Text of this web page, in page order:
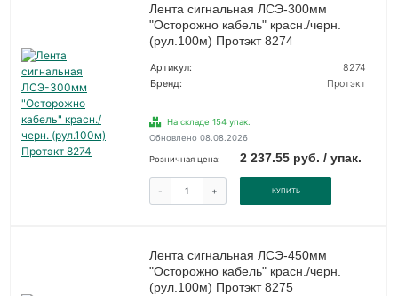
Лента сигнальная ЛСЭ-300мм
"Осторожно кабель" красн./черн.
(рул.100м) Протэкт 8274
Артикул:
8274
Бренд:
Протэкт
На складе 154 упак.
Обновлено 08.08.2026
Розничная цена: 2 237.55 руб. / упак.
- + КУПИТЬ
Лента сигнальная ЛСЭ-450мм
"Осторожно кабель" красн./черн.
(рул.100м) Протэкт 8275